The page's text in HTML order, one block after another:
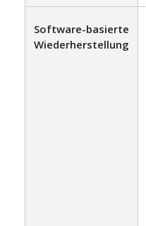
Software-basierte
Wiederherstellung